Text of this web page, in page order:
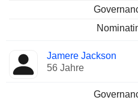
Jamere Jackson
56 Jahre